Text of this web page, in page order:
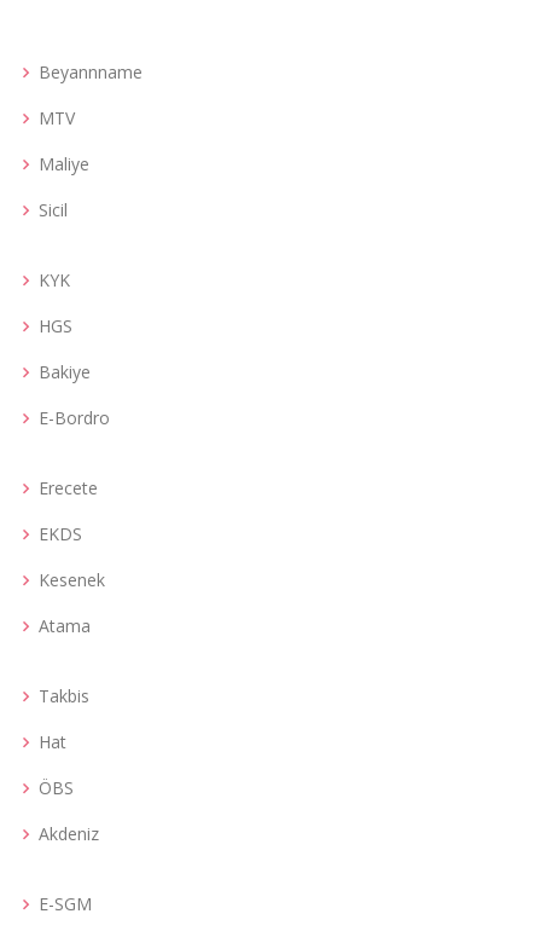
Beyannname
MTV
Maliye
Sicil
KYK
HGS
Bakiye
E-Bordro
Erecete
EKDS
Kesenek
Atama
Takbis
Hat
ÖBS
Akdeniz
E-SGM